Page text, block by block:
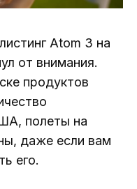
Atom 3 на
от внимания.
продуктов
полеты на
даже если вам
его.